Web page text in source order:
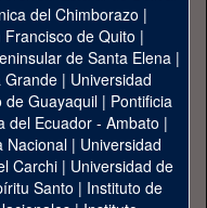
del Chimborazo |
de Quito |
de Santa Elena|
Grande | Universidad
de Guayaquil| Pontificia
del Ecuador - Ambato |
Nacional| Universidad
Carchi| Universidad de
Santo | Instituto de